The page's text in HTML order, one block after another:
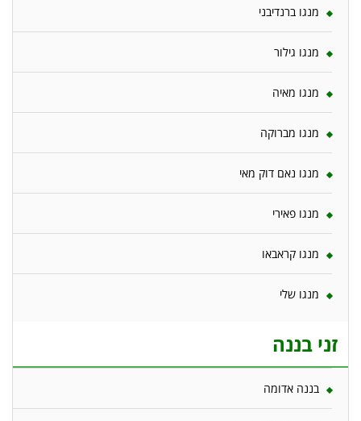
מנגו ברנדיבני
מנגו גילור
מנגו מאיה
מנגו מברוקה
מנגו נאם דוק מאי
מנגו פאירי
מנגו קראבאו
מנגו שלי
זני בננה
בננה אדומה